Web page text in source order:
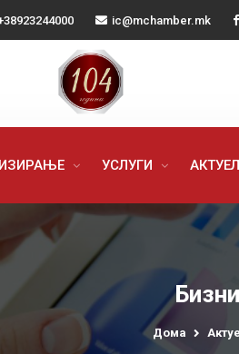
ic@mchamber.mk
УСЛУГИ
Дома